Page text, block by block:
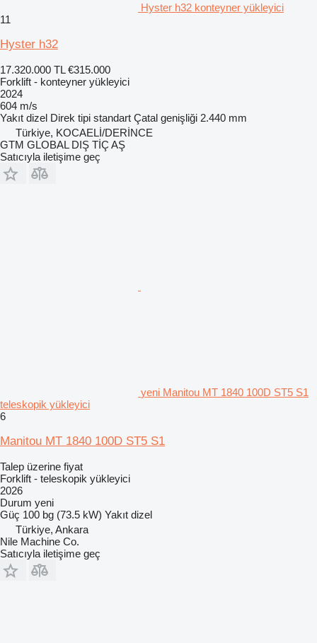
Hyster h32 konteyner yükleyici
11
Hyster h32
17.320.000 TL €315.000
Forklift - konteyner yükleyici
2024
604 m/s
Yakıt dizel Direk tipi standart Çatal genişliği 2.440 mm
Türkiye, KOCAELİ/DERİNCE
GTM GLOBAL DIŞ TİÇ AŞ
Satıcıyla iletişime geç
yeni Manitou MT 1840 100D ST5 S1
teleskopik yükleyici
6
Manitou MT 1840 100D ST5 S1
Talep üzerine fiyat
Forklift - teleskopik yükleyici
2026
Durum yeni
Güç 100 bg (73.5 kW) Yakıt dizel
Türkiye, Ankara
Nile Machine Co.
Satıcıyla iletişime geç